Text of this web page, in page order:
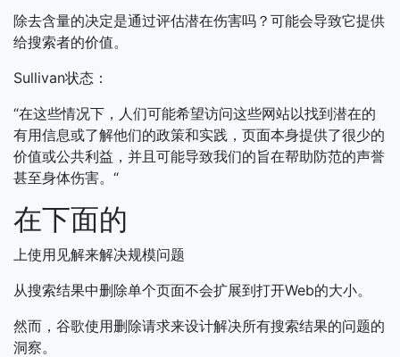
除去含量的决定是通过评估潜在伤害吗？可能会导致它提供
给搜索者的价值。
Sullivan状态：
“在这些情况下，人们可能希望访问这些网站以找到潜在的
有用信息或了解他们的政策和实践，页面本身提供了很少的
价值或公共利益，并且可能导致我们的旨在帮助防范的声誉
甚至身体伤害。“
在下面的
上使用见解来解决规模问题
从搜索结果中删除单个页面不会扩展到打开Web的大小。
然而，谷歌使用删​​除请求来设计解决所有搜索结果的问题的
洞察。